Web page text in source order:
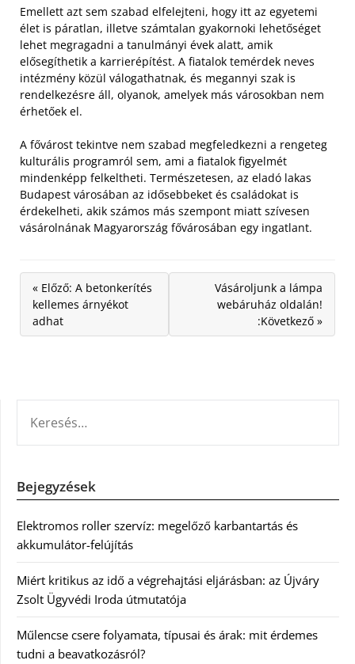
Emellett azt sem szabad elfelejteni, hogy itt az egyetemi
élet is páratlan, illetve számtalan gyakornoki lehetőséget
lehet megragadni a tanulmányi évek alatt, amik
elősegíthetik a karrierépítést. A fiatalok temérdek neves
intézmény közül válogathatnak, és megannyi szak is
rendelkezésre áll, olyanok, amelyek más városokban nem
érhetőek el.
A fővárost tekintve nem szabad megfeledkezni a rengeteg
kulturális programról sem, ami a fiatalok figyelmét
mindenképp felkeltheti. Természetesen, az eladó lakas
Budapest városában az idősebbeket és családokat is
érdekelheti, akik számos más szempont miatt szívesen
vásárolnának Magyarország fővárosában egy ingatlant.
« Előző: A betonkerítés
kellemes árnyékot
adhat
Vásároljunk a lámpa
webáruház oldalán!
:Következő »
Bejegyzések
Elektromos roller szervíz: megelőző karbantartás és
akkumulátor-felújítás
Miért kritikus az idő a végrehajtási eljárásban: az Újváry
Zsolt Ügyvédi Iroda útmutatója
Műlencse csere folyamata, típusai és árak: mit érdemes
tudni a beavatkozásról?